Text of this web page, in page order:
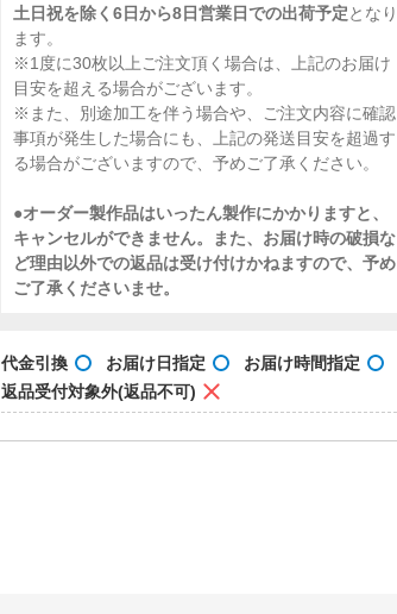
土日祝を除く6日から8日営業日での出荷予定となり
ます。
※1度に30枚以上ご注文頂く場合は、上記のお届け
目安を超える場合がございます。
※また、別途加工を伴う場合や、ご注文内容に確認
事項が発生した場合にも、上記の発送目安を超過す
る場合がございますので、予めご了承ください。
●オーダー製作品はいったん製作にかかりますと、
キャンセルができません。また、お届け時の破損な
ど理由以外での返品は受け付けかねますので、予め
ご了承くださいませ。
代金引換 お届け日指定
お届け時間指定
返品受付対象外(返品不可)